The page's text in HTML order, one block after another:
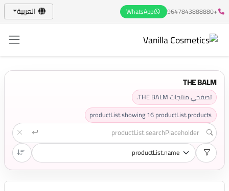
+9647843888880
WhatsApp العربية
THE BALM
تصفحي منتجات THE BALM.
productList.showing16productList.products